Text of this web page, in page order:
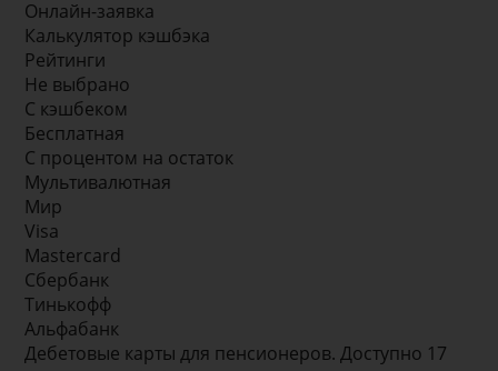
Онлайн-заявка
Калькулятор кэшбэка
Рейтинги
Не выбрано
С кэшбеком
Бесплатная
С процентом на остаток
Мультивалютная
Мир
Visa
Mastercard
Сбербанк
Тинькофф
Альфабанк
Дебетовые карты для пенсионеров. Доступно 17